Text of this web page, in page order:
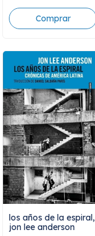
los años de la espiral,
jon lee anderson